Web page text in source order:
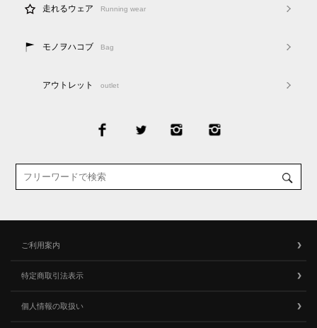
走れるウェア Running wear
モノヲハコブ Bag
アウトレット outlet
ご利用案内
特定商取引法表示
個人情報の取扱い